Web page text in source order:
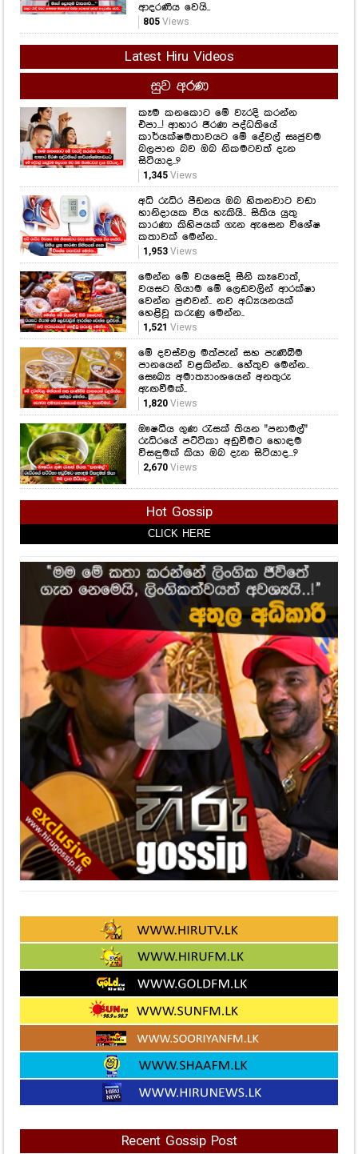
ආදරණීය වෙයි..
805Views
Latest Hiru Videos
සුව අරණ
කෑම කනකොට මේ වැරදි කරන්න
එපා...! ආහාර ජීරණ පද්ධතියේ
කාර්යක්ෂමතාවයට මේ දේවල් සෘජුවම
බලපාන බව ඔබ නිකමටවත් දැන
සිටියාද..?
1,345Views
අධි රුධිර පීඩනය ඔබ හිතනවාට වඩා
හානිදායක විය හැකියි.. සිතිය යුතු
කාරණා කිහිපයක් ගැන ඇසෙන විශේෂ
කතාවක් මෙන්න..
1,953Views
මෙන්න මේ වයසෙදි සීනි කෑවොත්,
වයසට ගියාම මේ ලෙඩවලින් ආරක්ෂා
වෙන්න පුළුවන්.. නව අධ්‍යයනයක්
හෙළිවූ කරුණු මෙන්න..
1,521 Views
මේ දවස්වල මත්පැන් සහ පැණිබීම
පානයෙන් වළකින්න.. හේතුව මෙන්න..
සෞඛ්‍ය අමාත්‍යාංශයෙන් අනතුරු
ඇඟවීමක්..
1,820Views
ඖෂධීය ගුණ රැසක් තියන "පනාමල්"
රුධිරයේ පට්ටිකා අඩුවීමට හොඳම
විසඳුමක් කියා ඔබ දැන සිටියාද...?
2,670Views
Hot Gossip
CLICK HERE
Recent Gossip Post